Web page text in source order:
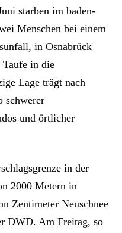
starben im baden-
Menschen bei einem
in Osnabrück
in die
Lage trägt nach
schwerer
und örtlicher
in der
2000 Metern in
Zentimeter Neuschnee
DWD. Am Freitag, so